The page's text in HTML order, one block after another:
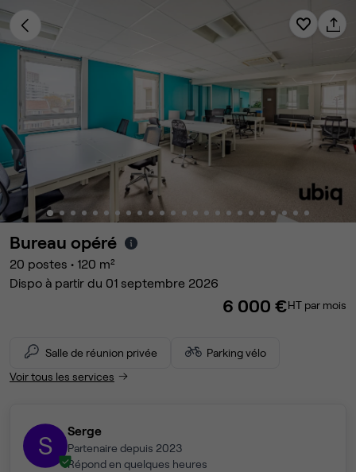
Bureau opéré
20 postes • 120 m²
Dispo à partir du 01 septembre 2026
6 000 €HT par mois
Salle de réunion privée
Parking vélo
Voir tous les services
S Serge
Partenaire depuis 2023
Répond en quelques heures